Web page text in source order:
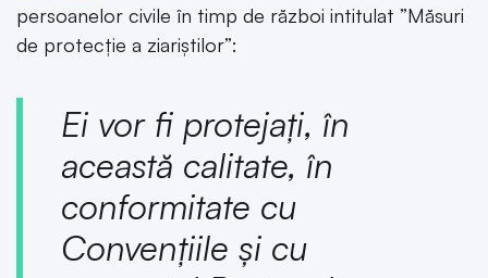
persoanelor civile în timp de război intitulat ”Măsuri
de protecţie a ziariştilor”:
Ei vor fi protejaţi, în
această calitate, în
conformitate cu
Convenţiile şi cu